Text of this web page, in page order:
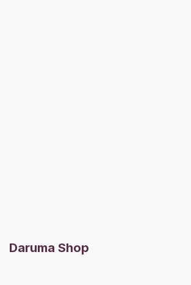
Daruma Shop